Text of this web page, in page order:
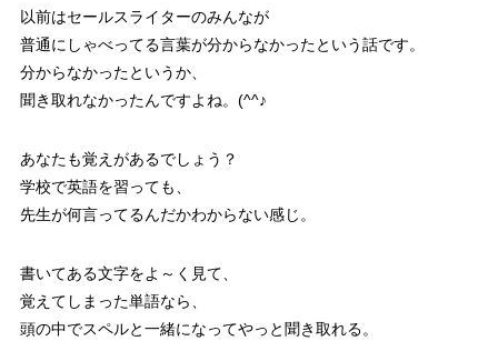
以前はセールスライターのみんなが
普通にしゃべってる言葉が分からなかったという話です。
分からなかったというか、
聞き取れなかったんですよね。(^^♪
あなたも覚えがあるでしょう？
学校で英語を習っても、
先生が何言ってるんだかわからない感じ。
書いてある文字をよ～く見て、
覚えてしまった単語なら、
頭の中でスペルと一緒になってやっと聞き取れる。